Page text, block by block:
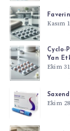
Kasım
Cyclo-
Yan
Ekim
Ekim